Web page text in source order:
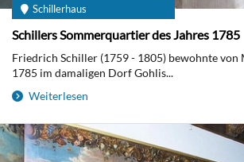
Schillerhaus
Schillers Sommerquartier des Jahres 1785
Friedrich Schiller (1759 - 1805) bewohnte von
1785 im damaligen Dorf Gohlis...
Weiterlesen